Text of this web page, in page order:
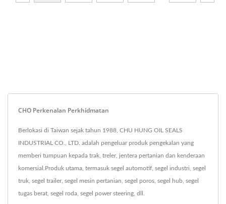
CHO Perkenalan Perkhidmatan
Berlokasi di Taiwan sejak tahun 1988, CHU HUNG OIL SEALS
INDUSTRIAL CO., LTD. adalah pengeluar produk pengekalan yang
memberi tumpuan kepada trak, treler, jentera pertanian dan kenderaan
komersial.Produk utama, termasuk segel automotif, segel industri, segel
truk, segel trailer, segel mesin pertanian, segel poros, segel hub, segel
tugas berat, segel roda, segel power steering, dll.